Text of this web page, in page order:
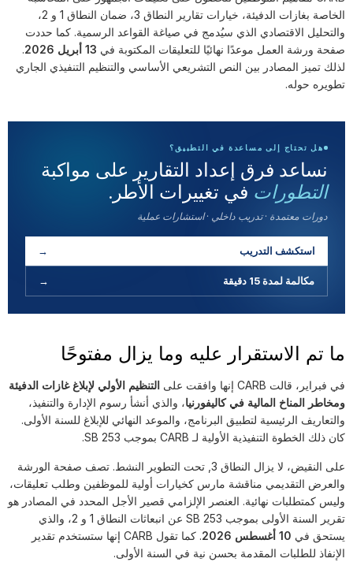
الخاصة بغازات الدفيئة، خيارات تقارير النطاق 3، ضمان النطاق 1 و 2،
والتحليل الاقتصادي الذي سيُدمج في صياغة القواعد الرسمية. كما حددت
صفحة ورشة العمل موعدًا نهائيًا للتعليقات المكتوبة في 13 أبريل 2026
.
لذلك تميز المصادر بين النص التشريعي الأساسي والتنظيم التنفيذي الجاري
تطويره حوله.
هل تحتاج إلى مساعدة في التطبيق؟
نساعد فرق إعداد التقارير على مواكبة
التطورات في تغييرات الأطر.
دورات معتمدة · تدريب داخلي · استشارات عملية
استكشف التدريب →
مكالمة لمدة 15 دقيقة →
ما تم الاستقرار عليه وما يزال مفتوحًا
في فبراير، قالت CARB إنها وافقت على
التنظيم الأولي لإبلاغ غازات الدفيئة
ومخاطر المناخ المالية في كاليفورنيا، والذي أنشأ رسوم الإدارة والتنفيذ،
والتعاريف الرئيسية لتطبيق البرنامج، والموعد النهائي للإبلاغ للسنة الأولى.
كان ذلك الخطوة التنفيذية الأولية لـ CARB بموجب SB 253.
على النقيض، لا يزال النطاق 3, تحت التطوير النشط. تصف صفحة الورشة
والعرض التقديمي مناقشة مارس كخيارات أولية للموظفين وطلب تعليقات،
وليس كمتطلبات نهائية. العنصر الإلزامي قصير الأجل المحدد في المصادر هو
تقرير السنة الأولى بموجب SB 253 عن انبعاثات النطاق 1 و 2، والذي
يستحق في 10 أغسطس 2026
. كما تقول CARB إنها ستستخدم تقدير
الإنفاذ للطلبات المقدمة بحسن نية في السنة الأولى.